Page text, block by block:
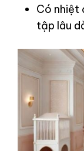
Có nhiệt
tập lâu